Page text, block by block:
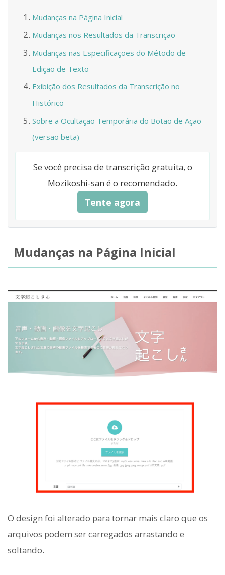
Mudanças na Página Inicial
Mudanças nos Resultados da Transcrição
Mudanças nas Especificações do Método de
Edição de Texto
Exibição dos Resultados da Transcrição no
Histórico
Sobre a Ocultação Temporária do Botão de Ação
(versão beta)
Se você precisa de transcrição gratuita, o
Mozikoshi-san é o recomendado.
Tente agora
Mudanças na Página Inicial
O design foi alterado para tornar mais claro que os
arquivos podem ser carregados arrastando e
soltando.